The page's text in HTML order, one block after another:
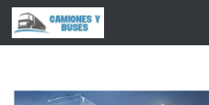
Saltar al contenido